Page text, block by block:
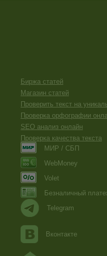
Биржа статей
Магазин статей
Проверить текст на
Проверка орфографии
SEO анализ онлайн
Проверка качества текста
МИР / СБП
WebMoney
Volet
Безналичный
Telegram
Вконтакте